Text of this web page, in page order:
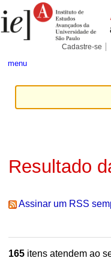
para
conteúdo.
Pessoais
Cadastre-se
menu
Resultado
Assinar um RSS
165itens atendem ao